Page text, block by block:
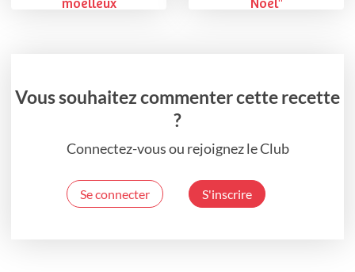
moelleux
Noël"
Vous souhaitez commenter cette recette
?
Connectez-vous ou rejoignez le Club
Se connecter S'inscrire